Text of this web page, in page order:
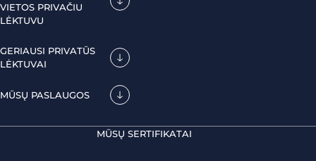
VIETOS PRIVAČIU
LĖKTUVU
GERIAUSI PRIVATŪS
LĖKTUVAI
MŪSŲ PASLAUGOS
MŪSŲ SERTIFIKATAI